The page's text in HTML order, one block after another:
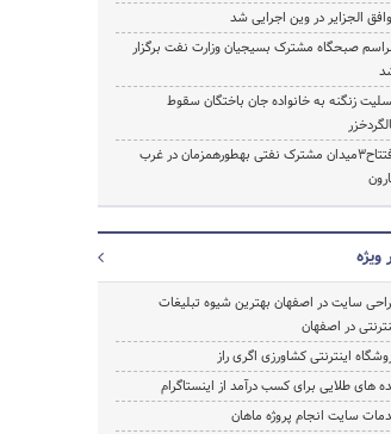
الجزایر در وین اجرایی شد
صبحگاه مشترک بسیجیان وزارت نفت برگزار
زنگنه به خانواده جان باختگان سقوط
افتتاح3میدان مشترک نفتی به‎طورهمزمان در غرب
ویژه
سایت در اصفهان بهترین شیوه تبلیغات
در اصفهان
اینترنتی کشاورزی اگری راز
های طلایی برای کسب درآمد از اینستاگرام
سایت انجام پروژه ماهان